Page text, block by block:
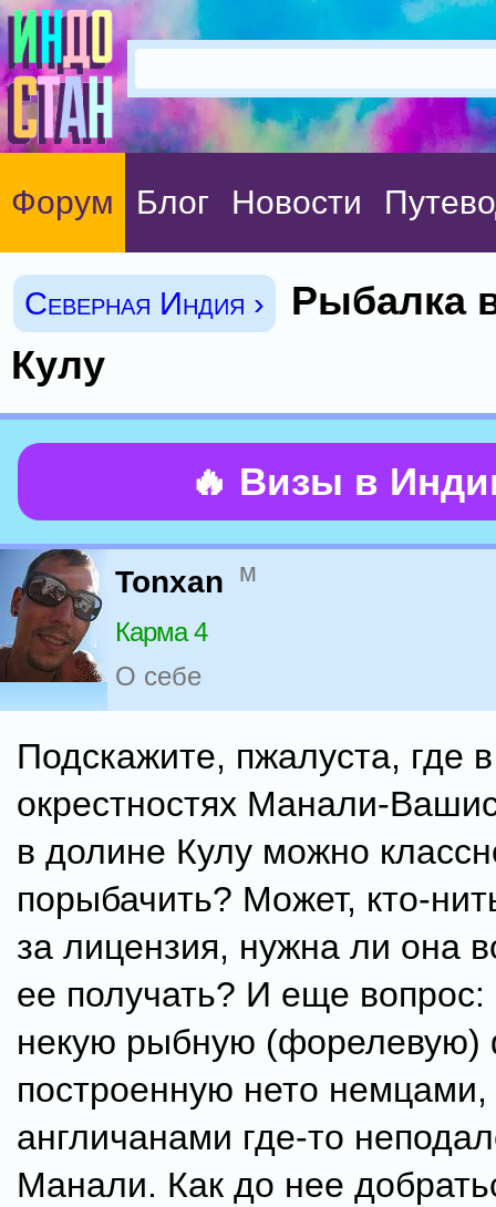
Форум Блог Новости
Северная Индия ›
Рыбалка
Кулу
🔥 Визы в
Tonxan м
Карма 4
О себе
Подскажите, пжалуста, где в
окрестностях Манали-
в долине Кулу можно
порыбачить? Может, кто-
за лицензия, нужна ли она
ее получать? И еще
некую рыбную (форелевую)
построенную нето немцами,
англичанами где-то
Манали. Как до нее